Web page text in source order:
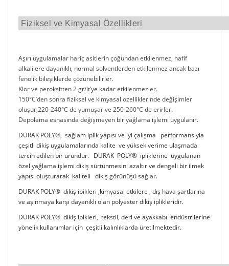
Fiziksel ve Kimyasal Özellikleri
Aşırı uygulamalar hariç asitlerin çoğundan etkilenmez, hafif
alkalilere dayanıklı, normal solventlerden etkilenmez ancak bazı
fenolik bileşiklerde çözünebilirler.
Klor ve peroksitten 2 gr/lt’ye kadar etkilenmezler.
150°C’den sonra fiziksel ve kimyasal özelliklerinde değişimler
oluşur,220-240°C de yumuşar ve 250-260°C de erirler.
Depolama esnasında değişmeyen bir yağlama işlemi uygulanır.
DURAK POLY®, sağlam iplik yapısı ve iyi çalışma performansıyla
çeşitli dikiş uygulamalarında kalite ve yüksek verime ulaşmada
tercih edilen bir üründür. DURAK POLY® ipliklerine uygulanan
özel yağlama işlemi dikiş sürtünmesini azaltır ve dengeli bir ilmek
yapısı oluşturarak kaliteli dikiş görünüşü sağlar.
DURAK POLY® dikiş ipikleri ,kimyasal etkilere , dış hava şartlarına
ve aşınmaya karşı dayanıklı olan polyester dikiş iplikleridir.
DURAK POLY® dikiş ipikleri, tekstil, deri ve ayakkabı endüstrilerine
yönelik kullanımlar için çeşitli kalınlıklarda üretilmektedir.